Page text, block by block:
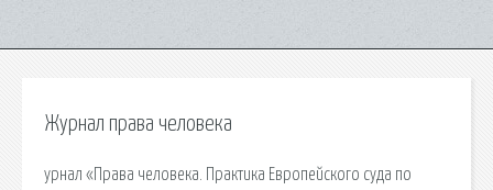
Журнал права человека
урнал «Права человека. Практика Европейского суда по